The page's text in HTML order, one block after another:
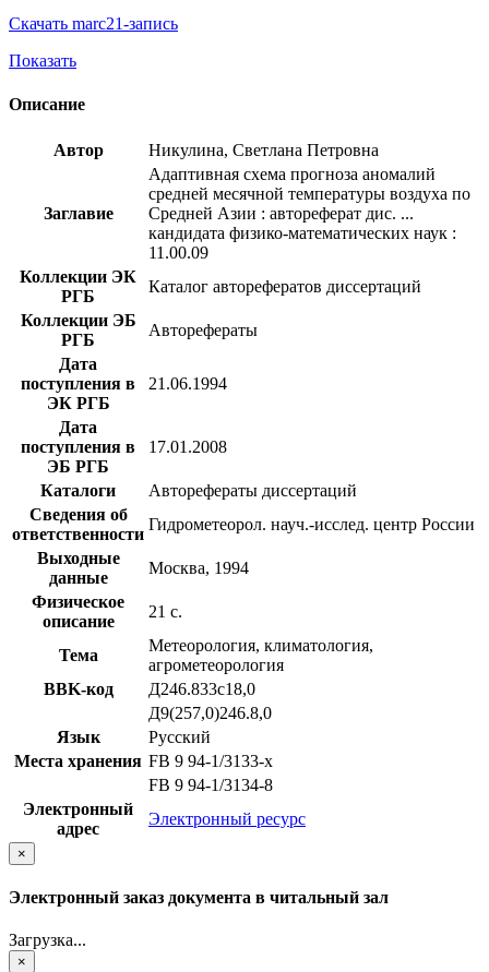
Скачать marc21-запись
Показать
Описание
Автор Никулина, Светлана Петровна
Заглавие
Адаптивная схема прогноза аномалий
средней месячной температуры воздуха по
Средней Азии : автореферат дис. ...
кандидата физико-математических наук :
11.00.09
Коллекции ЭК
РГБ
Каталог авторефератов диссертаций
Коллекции ЭБ
РГБ
Авторефераты
Дата
поступления в
ЭК РГБ
21.06.1994
Дата
поступления в
ЭБ РГБ
17.01.2008
Каталоги
Авторефераты диссертаций
Сведения об
ответственности
Гидрометеорол. науч.-исслед. центр России
Выходные
данные
Москва, 1994
Физическое
описание
21 с.
Тема
Метеорология, климатология,
агрометеорология
BBK-код
Д246.833с18,0
Д9(257,0)246.8,0
Язык
Русский
Места хранения FB 9 94-1/3133-x
FB 9 94-1/3134-8
Электронный
адрес
Электронный ресурс
×
Электронный заказ документа в читальный зал
Загрузка...
×